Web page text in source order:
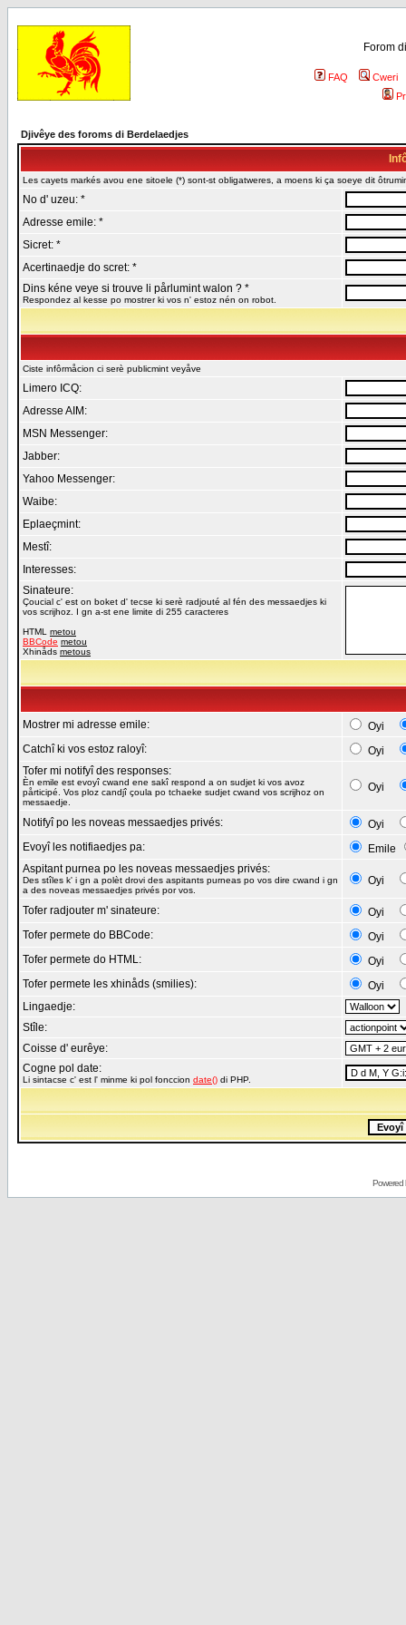
Forom
FAQ
Cweri
Djivêye des foroms di Berdelaedjes
Les cayets markés avou ene sitoele (*) sont-st obligatweres, a moens ki ça soeye dit
No d' uzeu: *
Adresse emile: *
Sicret: *
Acertinaedje do scret: *
Dins kéne veye si trouve li pårlumint walon ? *
Respondez al kesse po mostrer ki vos n' estoz nén on robot.
Ciste infôrmåcion ci serè publicmint veyåve
Limero ICQ:
Adresse AIM:
MSN Messenger:
Jabber:
Yahoo Messenger:
Waibe:
Eplaeçmint:
Mestî:
Interesses:
Sinateure:
Çoucial c' est on boket d' tecse ki serè radjouté al fén des messaedjes ki
vos scrijhoz. I gn a-st ene limite di 255 caracteres
HTML metou
BBCode metou
Xhinåds metous
Mostrer mi adresse emile:
Oyi
Catchî ki vos estoz raloyî:
Oyi
Tofer mi notifyî des responses:
Èn emile est evoyî cwand ene sakî respond a on sudjet ki vos avoz
pårticipé. Vos ploz candjî çoula po tchaeke sudjet cwand vos scrijhoz on
messaedje.
Oyi
Notifyî po les noveas messaedjes privés:
Oyi
Evoyî les notifiaedjes pa:
Emile
Aspitant purnea po les noveas messaedjes privés:
Des stîles k' i gn a polèt drovi des aspitants purneas po vos dire cwand i gn
a des noveas messaedjes privés por vos.
Oyi
Tofer radjouter m' sinateure:
Oyi
Tofer permete do BBCode:
Oyi
Tofer permete do HTML:
Oyi
Tofer permete les xhinåds (smilies):
Oyi
Lingaedje:
Stîle:
Coisse d' eurêye:
Cogne pol date:
Li sintacse c' est l' minme ki pol fonccion date() di PHP.
Powered